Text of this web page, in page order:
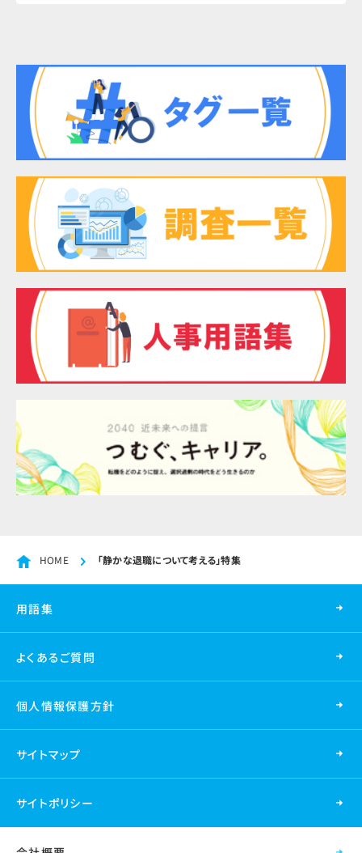
HOME 「静かな退職について考える」特集
用語集
よくあるご質問
個人情報保護方針
サイトマップ
サイトポリシー